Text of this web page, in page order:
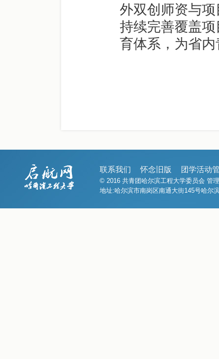
外双创师资与
持续完善覆盖
育体系，为省
联系我们 怀念旧版 团学活动
© 2016 共青团哈尔滨工程大学委员会 管
地址:哈尔滨市南岗区南通大街145号哈尔